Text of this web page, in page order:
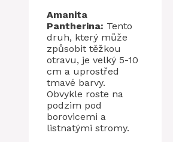
Amanita
Pantherina: Tento
druh, který může
způsobit těžkou
otravu, je velký 5-10
cm a uprostřed
tmavé barvy.
Obvykle roste na
podzim pod
borovicemi a
listnatými stromy.